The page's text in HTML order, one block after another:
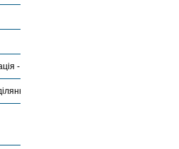
- запитання,відповіді, поради
після 25 жовтня